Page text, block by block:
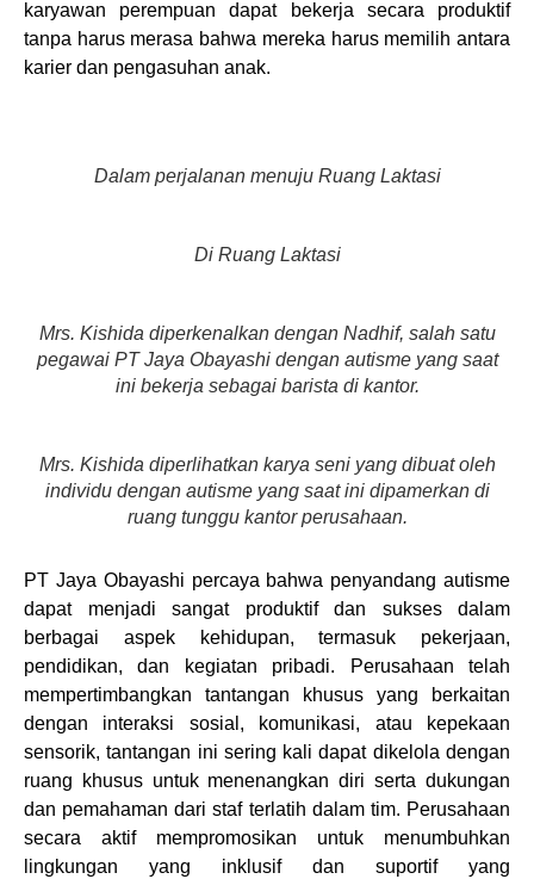
karyawan perempuan dapat bekerja secara produktif
tanpa harus merasa bahwa mereka harus memilih antara
karier dan pengasuhan anak.
Dalam perjalanan menuju Ruang Laktasi
Di Ruang Laktasi
Mrs. Kishida diperkenalkan dengan Nadhif, salah satu
pegawai PT Jaya Obayashi dengan autisme yang saat
ini bekerja sebagai barista di kantor.
Mrs. Kishida diperlihatkan karya seni yang dibuat oleh
individu dengan autisme yang saat ini dipamerkan di
ruang tunggu kantor perusahaan.
PT Jaya Obayashi percaya bahwa penyandang autisme
dapat menjadi sangat produktif dan sukses dalam
berbagai aspek kehidupan, termasuk pekerjaan,
pendidikan, dan kegiatan pribadi. Perusahaan telah
mempertimbangkan tantangan khusus yang berkaitan
dengan interaksi sosial, komunikasi, atau kepekaan
sensorik, tantangan ini sering kali dapat dikelola dengan
ruang khusus untuk menenangkan diri serta dukungan
dan pemahaman dari staf terlatih dalam tim. Perusahaan
secara aktif mempromosikan untuk menumbuhkan
lingkungan yang inklusif dan suportif yang